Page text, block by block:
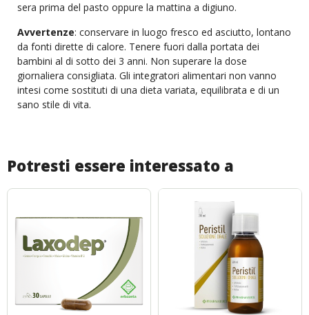
sera prima del pasto oppure la mattina a digiuno.
Avvertenze: conservare in luogo fresco ed asciutto, lontano
da fonti dirette di calore. Tenere fuori dalla portata dei
bambini al di sotto dei 3 anni. Non superare la dose
giornaliera consigliata. Gli integratori alimentari non vanno
intesi come sostituti di una dieta variata, equilibrata e di un
sano stile di vita.
Potresti essere interessato a